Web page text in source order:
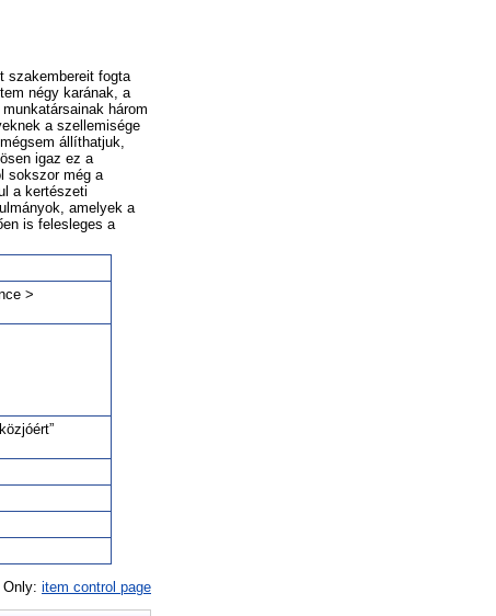
szakembereit fogta
négy karának, a
három
a szellemisége
állíthatjuk,
igaz ez a
sokszor még a
a kertészeti
amelyek a
is felesleges a
>
Only: item control page